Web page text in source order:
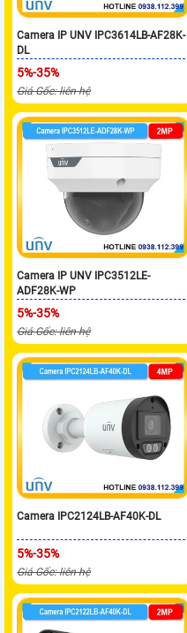
Camera IP UNV IPC3614LB-AF28K-
DL
5%-35%
Giá Gốc: liên hệ
Camera IP UNV IPC3512LE-
ADF28K-WP
5%-35%
Giá Gốc: liên hệ
Camera IPC2124LB-AF40K-DL
5%-35%
Giá Gốc: liên hệ